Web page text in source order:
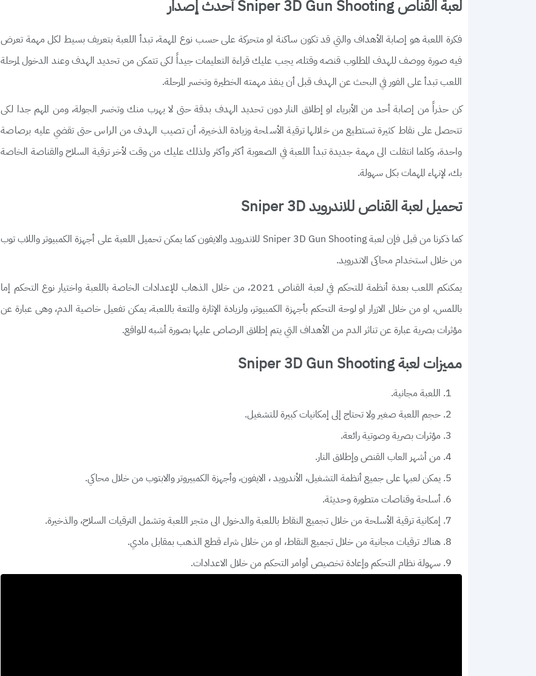
لعبة القناص Sniper 3D Gun Shooting أحدث إصدار
فكرة اللعبة هو إصابة الأهداف والتي قد تكون ساكنة او متحركة على حسب نوع المهمة، تبدأ اللعبة بتعريف بسيط لكل مهمة تعرض
فيه صورة ووصف للهدف المطلوب قنصه وقتله، يجب عليك قراءة التعليمات جيداً لكى تتمكن من تحديد الهدف وعند الدخول لمرحلة
اللعب تبدأ على الفور في البحث عن الهدف قبل أن ينفذ مهمته الخطيرة وتخسر المرحلة.
كن حذراً من إصابة أحد من الأبرياء او إطلاق النار دون تحديد الهدف بدقة حتى لا يهرب منك وتخسر الجولة، ومن المهم جدا لكى
تتحصل على نقاط كثيرة تستطيع من خلالها ترقية الأسلحة وزيادة الذخيرة، أن تصيب الهدف من الراس حتى تقضي عليه برصاصة
واحدة، وكلما انتقلت الى مهمة جديدة تبدأ اللعبة في الصعوبة أكثر وأكثر ولذلك عليك من وقت لأخر ترقية السلاح والقناصة الخاصة
بك، لإنهاء المهمات بكل سهولة.
تحميل لعبة القناص للاندرويد Sniper 3D
كما ذكرنا من قبل فإن لعبة Sniper 3D Gun Shooting للاندرويد والايفون كما يمكن تحميل اللعبة على أجهزة الكمبيوتر واللاب توب
من خلال استخدام محاكى الاندرويد.
يمكنكم اللعب بعدة أنظمة للتحكم في لعبة القناص 2021، من خلال الذهاب للإعدادات الخاصة باللعبة واختيار نوع التحكم إما
باللمس، او من خلال الازرار او لوحة التحكم بأجهزة الكمبيوتر، ولزيادة الإثارة والمتعة باللعبة، يمكن تفعيل خاصية الدم، وهى عبارة عن
مؤثرات بصرية عبارة عن تناثر الدم من الأهداف التي يتم إطلاق الرصاص عليها بصورة أشبه للواقع.
مميزات لعبة Sniper 3D Gun Shooting
اللعبة مجانية.
حجم اللعبة صغير ولا تحتاج إلى إمكانيات كبيرة للتشغيل.
مؤثرات بصرية وصوتية رائعة.
من أشهر العاب القنص وإطلاق النار.
يمكن لعبها على جميع أنظمة التشغيل، الأندرويد ، الايفون، وأجهزة الكمبيروتر والابتوب من خلال محاكي.
أسلحة وقناصات متطورة وحديثة.
إمكانية ترقية الأسلحة من خلال تجميع النقاط باللعبة والدخول الى متجر اللعبة وتشمل الترقيات السلاح، والذخيرة.
هناك ترقيات مجانية من خلال تجميع النقاط، او من خلال شراء قطع الذهب بمقابل مادي.
سهولة نظام التحكم وإعادة تخصيص أوامر التحكم من خلال الاعدادات.